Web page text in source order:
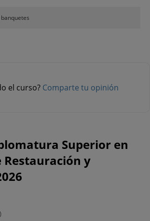
el curso? Comparte tu opinión
Superior en
Restauración y